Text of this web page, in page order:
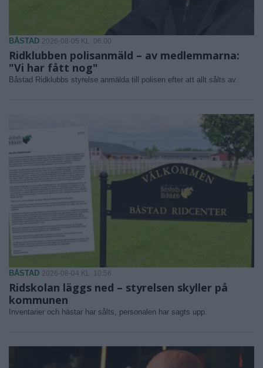
BÅSTAD 2026-08-05 KL. 06:00
Ridklubben polisanmäld – av medlemmarna:
"Vi har fått nog"
Båstad Ridklubbs styrelse anmälda till polisen efter att allt sålts av.
BÅSTAD 2026-08-04 KL. 10:56
Ridskolan läggs ned – styrelsen skyller på
kommunen
Inventarier och hästar har sålts, personalen har sagts upp.